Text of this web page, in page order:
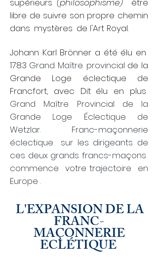
supérieurs (philosophisme)
être
libre de suivre son propre chemin
dans mystères de l'Art Royal.
Johann Karl Brönner a été élu en
1783 Grand Maître provincial de la
Grande Loge éclectique de
Francfort, avec Dit élu en plus
Grand Maître Provincial de la
Grande Loge Éclectique de
Wetzlar. Franc-maçonnerie
éclectique
sur les dirigeants de
ces deux grands francs-maçons
commence votre trajectoire
en
Europe .
L'EXPANSION DE LA
FRANC-
MAÇONNERIE
ECLÉTIQUE​